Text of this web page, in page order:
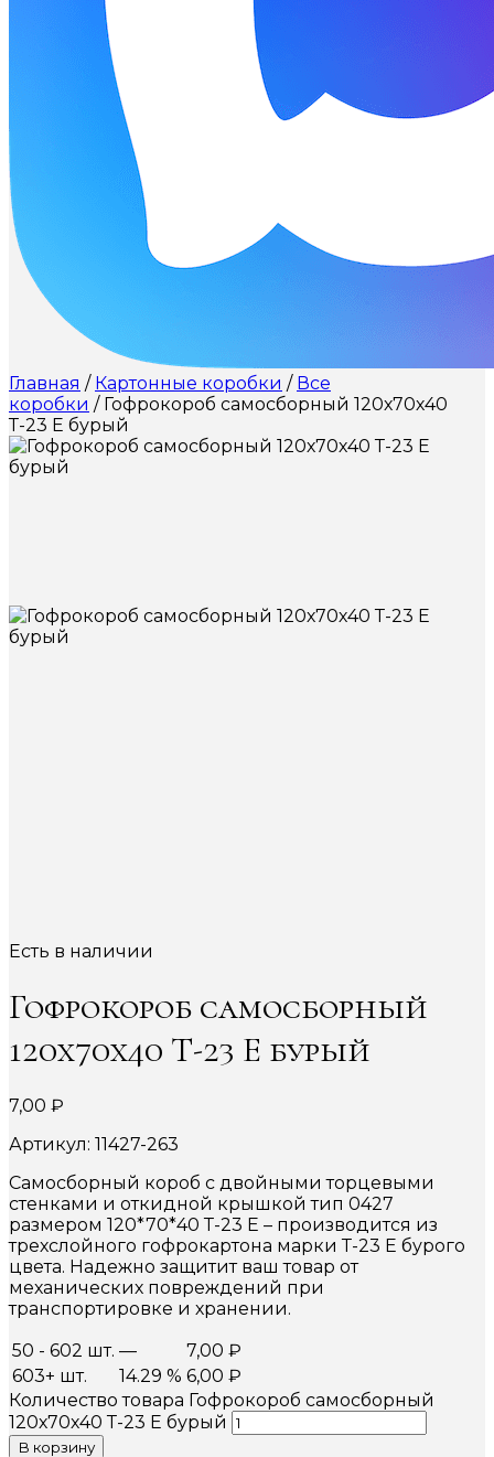
Главная / Картонные коробки / Все
коробки / Гофрокороб самосборный 120х70х40
Т-23 Е бурый
Есть в наличии
Гофрокороб самосборный
120х70х40 Т-23 Е бурый
7,00 ₽
Артикул: 11427-263
Самосборный короб с двойными торцевыми
стенками и откидной крышкой тип 0427
размером 120*70*40 Т-23 Е – производится из
трехслойного гофрокартона марки Т-23 Е бурого
цвета. Надежно защитит ваш товар от
механических повреждений при
транспортировке и хранении.
50 - 602 шт. — 7,00 ₽
603+ шт.
14.29 % 6,00 ₽
Количество товара Гофрокороб самосборный
120х70х40 Т-23 Е бурый
В корзину